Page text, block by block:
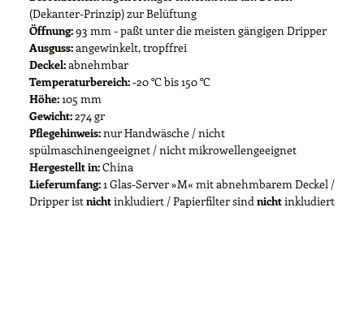
(Dekanter-Prinzip) zur Belüftung
Öffnung:93 mm - paßt unter die meisten gängigen Dripper
Ausguss:angewinkelt, tropffrei
Deckel:abnehmbar
Temperaturbereich:-20 °C bis 150 °C
Höhe:105 mm
Gewicht:274 gr
Pflegehinweis:nur Handwäsche / nicht
spülmaschinengeeignet / nicht mikrowellengeeignet
Hergestellt in:China
Lieferumfang:1 Glas-Server »M« mit abnehmbarem Deckel /
Dripper istnichtinkludiert / Papierfilter sindnichtinkludiert